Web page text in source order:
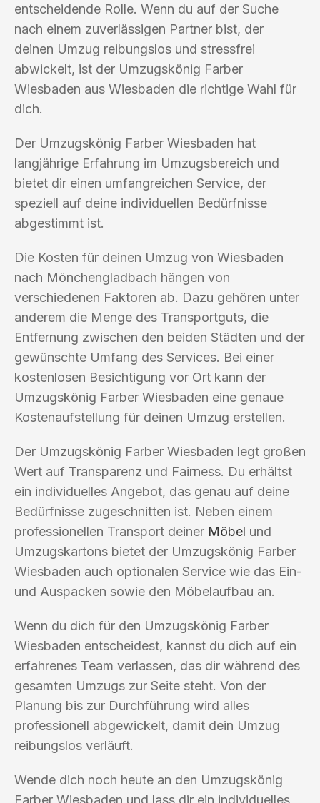
entscheidende Rolle. Wenn du auf der Suche
nach einem zuverlässigen Partner bist, der
deinen Umzug reibungslos und stressfrei
abwickelt, ist der Umzugskönig Farber
Wiesbaden aus Wiesbaden die richtige Wahl für
dich.
Der Umzugskönig Farber Wiesbaden hat
langjährige Erfahrung im Umzugsbereich und
bietet dir einen umfangreichen Service, der
speziell auf deine individuellen Bedürfnisse
abgestimmt ist.
Die Kosten für deinen Umzug von Wiesbaden
nach Mönchengladbach hängen von
verschiedenen Faktoren ab. Dazu gehören unter
anderem die Menge des Transportguts, die
Entfernung zwischen den beiden Städten und der
gewünschte Umfang des Services. Bei einer
kostenlosen Besichtigung vor Ort kann der
Umzugskönig Farber Wiesbaden eine genaue
Kostenaufstellung für deinen Umzug erstellen.
Der Umzugskönig Farber Wiesbaden legt großen
Wert auf Transparenz und Fairness. Du erhältst
ein individuelles Angebot, das genau auf deine
Bedürfnisse zugeschnitten ist. Neben einem
professionellen Transport deiner Möbel und
Umzugskartons bietet der Umzugskönig Farber
Wiesbaden auch optionalen Service wie das Ein-
und Auspacken sowie den Möbelaufbau an.
Wenn du dich für den Umzugskönig Farber
Wiesbaden entscheidest, kannst du dich auf ein
erfahrenes Team verlassen, das dir während des
gesamten Umzugs zur Seite steht. Von der
Planung bis zur Durchführung wird alles
professionell abgewickelt, damit dein Umzug
reibungslos verläuft.
Wende dich noch heute an den Umzugskönig
Farber Wiesbaden und lass dir ein individuelles